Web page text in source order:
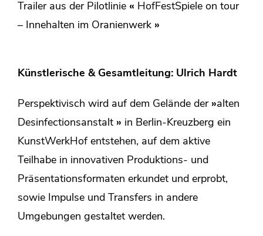
Trailer aus der Pilotlinie « HofFestSpiele on tour
– Innehalten im Oranienwerk »
Künstlerische & Gesamtleitung: Ulrich Hardt
Perspektivisch wird auf dem Gelände der »alten
Desinfectionsanstalt » in Berlin-Kreuzberg ein
KunstWerkHof entstehen, auf dem aktive
Teilhabe in innovativen Produktions- und
Präsentationsformaten erkundet und erprobt,
sowie Impulse und Transfers in andere
Umgebungen gestaltet werden.